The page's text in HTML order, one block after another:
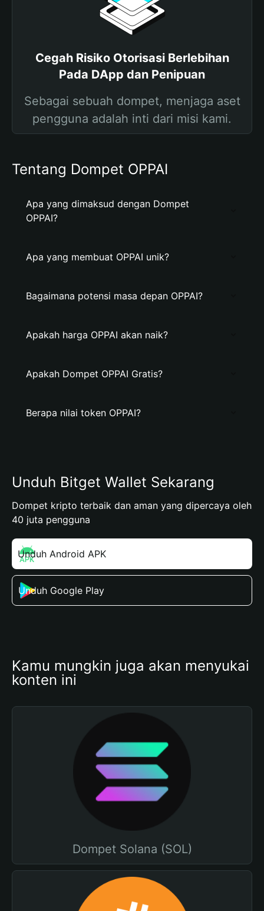
Cegah Risiko Otorisasi Berlebihan
Pada DApp dan Penipuan
Sebagai sebuah dompet, menjaga aset
pengguna adalah inti dari misi kami.
Tentang Dompet OPPAI
Apa yang dimaksud dengan Dompet
OPPAI?
Apa yang membuat OPPAI unik?
Bagaimana potensi masa depan OPPAI?
Apakah harga OPPAI akan naik?
Apakah Dompet OPPAI Gratis?
Berapa nilai token OPPAI?
Unduh Bitget Wallet Sekarang
Dompet kripto terbaik dan aman yang dipercaya oleh
40 juta pengguna
Unduh Android APK
Unduh Google Play
Kamu mungkin juga akan menyukai
konten ini
Dompet Solana (SOL)